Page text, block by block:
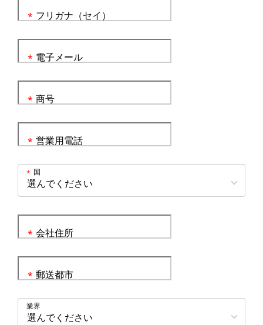
フリガナ（セイ）
*
電子メール
*
商号
*
営業用電話
*
国
*
会社住所
*
郵送都市
*
業界